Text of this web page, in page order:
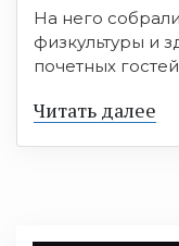
На него
физкультуры и
почетных гостей
Читать далее